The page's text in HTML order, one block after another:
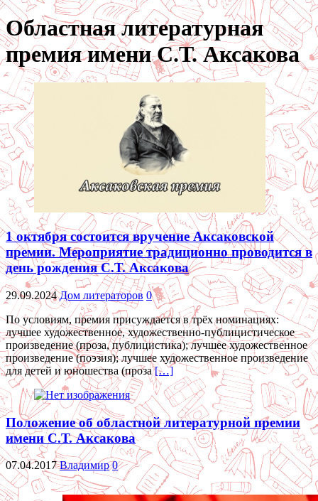
Областная литературная
премия имени С.Т. Аксакова
1 октября состоится вручение Аксаковской
премии. Мероприятие традиционно проводится в
день рождения С.Т. Аксакова
29.09.2024 Дом литераторов 0
По условиям, премия присуждается в трёх номинациях:
лучшее художественное, художественно-публицистическое
произведение (проза, публицистика); лучшее художественное
произведение (поэзия); лучшее художественное произведение
для детей и юношества (проза[…]
Положение об областной литературной премии
имени С.Т. Аксакова
07.04.2017 Владимир 0